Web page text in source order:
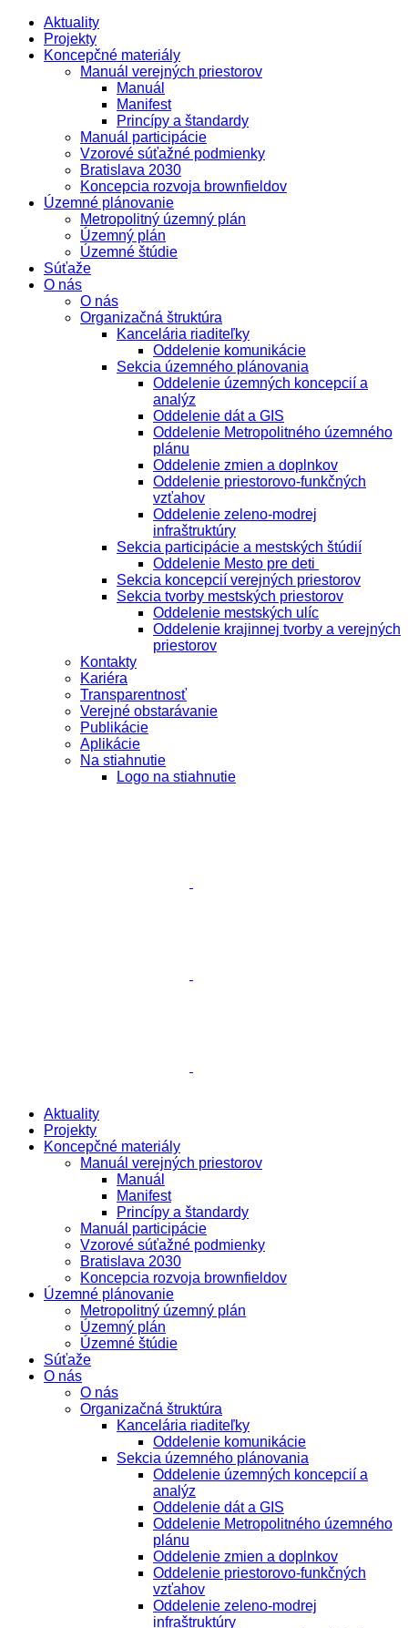
Aktuality
Projekty
Koncepčné materiály
Manuál verejných priestorov
Manuál
Manifest
Princípy a štandardy
Manuál participácie
Vzorové súťažné podmienky
Bratislava 2030
Koncepcia rozvoja brownfieldov
Územné plánovanie
Metropolitný územný plán
Územný plán
Územné štúdie
Súťaže
O nás
O nás
Organizačná štruktúra
Kancelária riaditeľky
Oddelenie komunikácie
Sekcia územného plánovania
Oddelenie územných koncepcií a
analýz
Oddelenie dát a GIS
Oddelenie Metropolitného územného
plánu
Oddelenie zmien a doplnkov
Oddelenie priestorovo-funkčných
vzťahov
Oddelenie zeleno-modrej
infraštruktúry
Sekcia participácie a mestských štúdií
Oddelenie Mesto pre deti
Sekcia koncepcií verejných priestorov
Sekcia tvorby mestských priestorov
Oddelenie mestských ulíc
Oddelenie krajinnej tvorby a verejných
priestorov
Kontakty
Kariéra
Transparentnosť
Verejné obstarávanie
Publikácie
Aplikácie
Na stiahnutie
Logo na stiahnutie
Aktuality
Projekty
Koncepčné materiály
Manuál verejných priestorov
Manuál
Manifest
Princípy a štandardy
Manuál participácie
Vzorové súťažné podmienky
Bratislava 2030
Koncepcia rozvoja brownfieldov
Územné plánovanie
Metropolitný územný plán
Územný plán
Územné štúdie
Súťaže
O nás
O nás
Organizačná štruktúra
Kancelária riaditeľky
Oddelenie komunikácie
Sekcia územného plánovania
Oddelenie územných koncepcií a
analýz
Oddelenie dát a GIS
Oddelenie Metropolitného územného
plánu
Oddelenie zmien a doplnkov
Oddelenie priestorovo-funkčných
vzťahov
Oddelenie zeleno-modrej
infraštruktúry